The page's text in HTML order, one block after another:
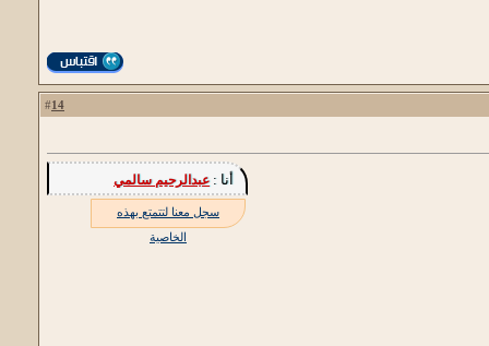
14
أنا :عبدالرحيم سالمي
سجل معنا لتتمتع بهذه
الخاصية